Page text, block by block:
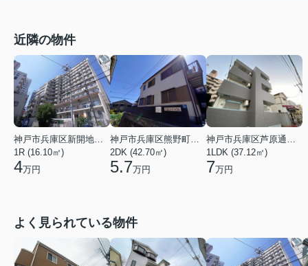
近隣の物件
神戸市兵庫区新開地１丁目
1R (16.10㎡)
4万円
神戸市兵庫区熊野町４丁目
2DK (42.70㎡)
5.7万円
神戸市兵庫区芦原通４丁目
1LDK (37.12㎡)
7万円
よく見られている物件